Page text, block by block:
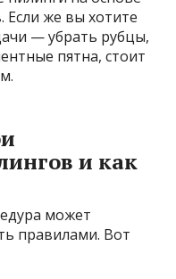
Если же вы хотите
— убрать рубцы,
пятна, стоит
и как
может
правилами. Вот